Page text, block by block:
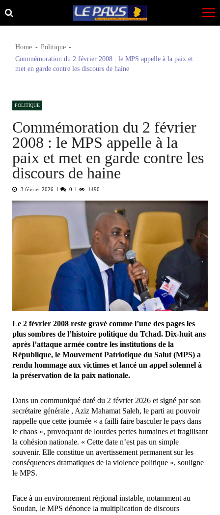
Skip
to
Skip
to
Home
Politique
Commémoration du 2 février 2008 : le MPS appelle à la paix et
met en garde contre les discours de haine
POLITIQUE
Commémoration du 2 février
2008 : le MPS appelle à la
paix et met en garde contre les
discours de haine
3 février 2026 0 1490
Le 2 février 2008 reste gravé comme l’une des pages les
plus sombres de l’histoire politique du Tchad. Dix-huit ans
après l’attaque armée contre les institutions de la
République, le Mouvement Patriotique du Salut (MPS) a
rendu hommage aux victimes et lancé un appel solennel à
la préservation de la paix nationale.
Dans un communiqué daté du 2 février 2026 et signé par son
secrétaire générale , Aziz Mahamat Saleh, le parti au pouvoir
rappelle que cette journée « a failli faire basculer le pays dans
le chaos », provoquant de lourdes pertes humaines et fragilisant
la cohésion nationale. « Cette date n’est pas un simple
souvenir. Elle constitue un avertissement permanent sur les
conséquences dramatiques de la violence politique », souligne
le MPS.
Face à un environnement régional instable, notamment au
Soudan, le MPS dénonce la multiplication de discours